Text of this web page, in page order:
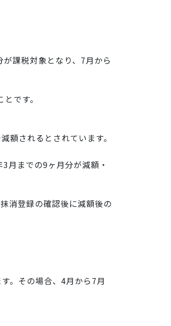
課税対象となり、7月から
です。
額されるとされています。
月までの9ヶ月分が減額・
消登録の確認後に減額後の
。その場合、4月から7月